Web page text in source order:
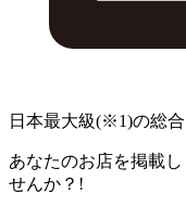
日本最大級(※1)の総
あなたのお店を掲載し
せんか？!